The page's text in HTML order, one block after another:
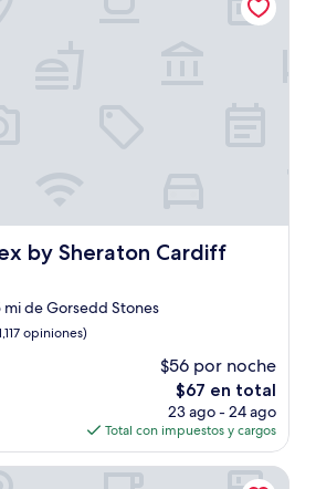
by Sheraton Cardiff
Sheraton Cardiff
mi de Gorsedd Stones
opiniones)
$56 por noche
El
precio
actual
es
de
$67 en total
23 ago - 24 ago
Total con impuestos y cargos